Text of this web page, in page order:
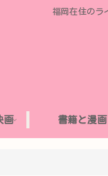
福岡在住のラ
画 書籍と漫画